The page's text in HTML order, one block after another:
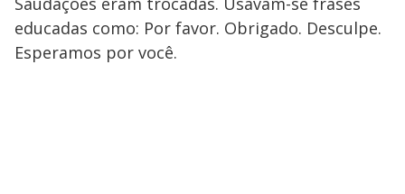
educadas como: Por favor. Obrigado. Desculpe.
Esperamos por você.